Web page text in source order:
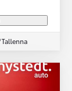
Tallenna